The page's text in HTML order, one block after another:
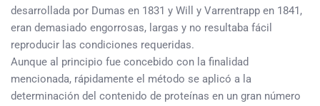
desarrollada por Dumas en 1831 y Will y Varrentrapp en 1841,
eran demasiado engorrosas, largas y no resultaba fácil
reproducir las condiciones requeridas.
Aunque al principio fue concebido con la finalidad
mencionada, rápidamente el método se aplicó a la
determinación del contenido de proteínas en un gran número